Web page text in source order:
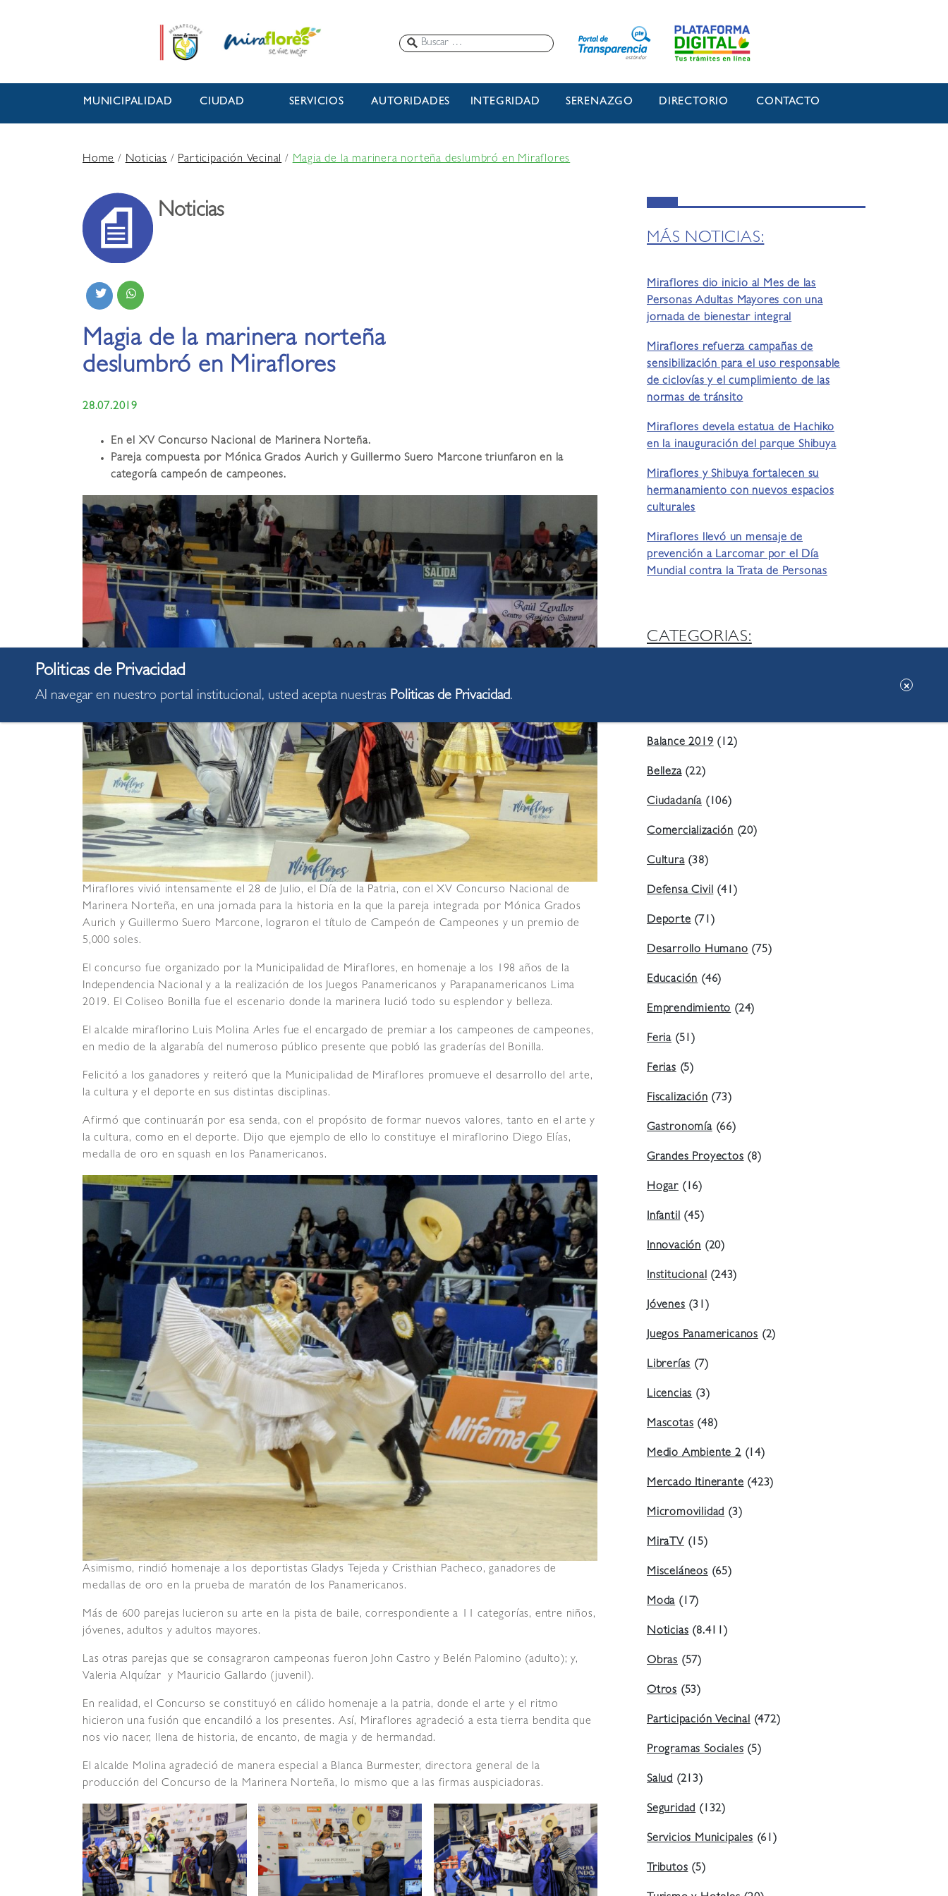
MUNICIPALIDAD CIUDAD SERVICIOS AUTORIDADES INTEGRIDAD SERENAZGO DIRECTORIO CONTACTO
Home/Noticias /Participación Vecinal/Magia de la marinera norteña deslumbró en Miraflores
Noticias
Magia de la marinera norteña
deslumbró en Miraflores
28.07.2019
En el XV Concurso Nacional de Marinera Norteña.
Pareja compuesta por Mónica Grados Aurich y Guillermo Suero Marcone triunfaron en la
categoría campeón de campeones.
Miraflores vivió intensamente el 28 de Julio, el Día de la Patria, con el XV Concurso Nacional de
Marinera Norteña, en una jornada para la historia en la que la pareja integrada por Mónica Grados
Aurich y Guillermo Suero Marcone, lograron el título de Campeón de Campeones y un premio de
5,000 soles.
El concurso fue organizado por la Municipalidad de Miraflores, en homenaje a los 198 años de la
Independencia Nacional y a la realización de los Juegos Panamericanos y Parapanamericanos Lima
2019. El Coliseo Bonilla fue el escenario donde la marinera lució todo su esplendor y belleza.
El alcalde miraflorino Luis Molina Arles fue el encargado de premiar a los campeones de campeones,
en medio de la algarabía del numeroso público presente que pobló las graderías del Bonilla.
Felicitó a los ganadores y reiteró que la Municipalidad de Miraflores promueve el desarrollo del arte,
la cultura y el deporte en sus distintas disciplinas.
Afirmó que continuarán por esa senda, con el propósito de formar nuevos valores, tanto en el arte y
la cultura, como en el deporte. Dijo que ejemplo de ello lo constituye el miraflorino Diego Elías,
medalla de oro en squash en los Panamericanos.
Asimismo, rindió homenaje a los deportistas Gladys Tejeda y Cristhian Pacheco, ganadores de
medallas de oro en la prueba de maratón de los Panamericanos.
Más de 600 parejas lucieron su arte en la pista de baile, correspondiente a 11 categorías, entre niños,
jóvenes, adultos y adultos mayores.
Las otras parejas que se consagraron campeonas fueron John Castro y Belén Palomino (adulto); y,
Valeria Alquízar y Mauricio Gallardo (juvenil).
En realidad, el Concurso se constituyó en cálido homenaje a la patria, donde el arte y el ritmo
hicieron una fusión que encandiló a los presentes. Así, Miraflores agradeció a esta tierra bendita que
nos vio nacer, llena de historia, de encanto, de magia y de hermandad.
El alcalde Molina agradeció de manera especial a Blanca Burmester, directora general de la
producción del Concurso de la Marinera Norteña, lo mismo que a las firmas auspiciadoras.
MÁS NOTICIAS:
Miraflores dio inicio al Mes de las
Personas Adultas Mayores con una
jornada de bienestar integral
Miraflores refuerza campañas de
sensibilización para el uso responsable
de ciclovías y el cumplimiento de las
normas de tránsito
Miraflores devela estatua de Hachiko
en la inauguración del parque Shibuya
Miraflores y Shibuya fortalecen su
hermanamiento con nuevos espacios
culturales
Miraflores llevó un mensaje de
prevención a Larcomar por el Día
Mundial contra la Trata de Personas
CATEGORIAS:
Balance 2019(12)
Belleza(22)
Ciudadanía (106)
Comercialización(20)
Cultura(38)
Defensa Civil(41)
Deporte(71)
Desarrollo Humano(75)
Educación(46)
Emprendimiento(24)
Feria (51)
Ferias(5)
Fiscalización(73)
Gastronomía(66)
Grandes Proyectos(8)
Hogar (16)
Infantil(45)
Innovación (20)
Institucional(243)
Jóvenes(31)
Juegos Panamericanos (2)
Librerías(7)
Licencias(3)
Mascotas(48)
Medio Ambiente 2(14)
Mercado Itinerante(423)
Micromovilidad(3)
MiraTV(15)
Misceláneos(65)
Moda(17)
Noticias(8.411)
Obras (57)
Otros (53)
Participación Vecinal(472)
Programas Sociales(5)
Salud (213)
Seguridad(132)
Servicios Municipales(61)
Tributos(5)
Al navegar en nuestro portal institucional, usted acepta nuestras Politicas de Privacidad.